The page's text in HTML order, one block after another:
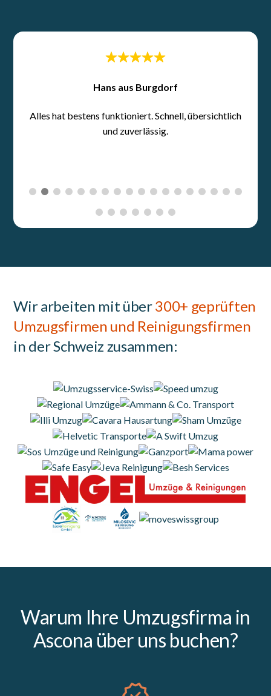
Wir arbeiten mit über300+ geprüften
Umzugsfirmen und Reinigungsfirmen
in der Schweiz zusammen:
Warum Ihre Umzugsfirma in
Ascona über uns buchen?